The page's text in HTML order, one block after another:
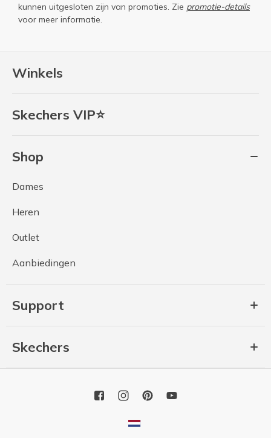
Winkels
Skechers VIP⭐
Shop
Dames
Heren
Outlet
Aanbiedingen
Support
Skechers
kunnen uitgesloten zijn van promoties. Zie promotie-details
voor meer informatie.